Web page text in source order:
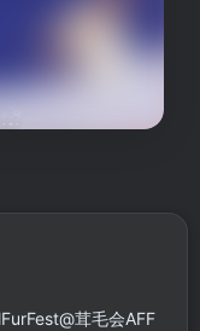
茸毛会AFF